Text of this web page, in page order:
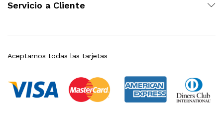
Servicio a Cliente
Aceptamos todas las tarjetas